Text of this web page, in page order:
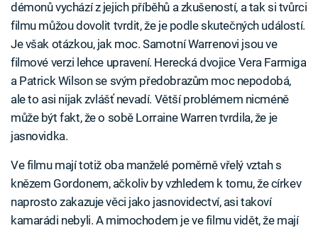
démonů vychází z jejich příběhů a zkušeností, a tak si tvůrci
filmu můžou dovolit tvrdit, že je podle skutečných událostí.
Je však otázkou, jak moc. Samotní Warrenovi jsou ve
filmové verzi lehce upravení. Herecká dvojice Vera Farmiga
a Patrick Wilson se svým předobrazům moc nepodobá,
ale to asi nijak zvlášť nevadí. Větší problémem nicméně
může být fakt, že o sobě Lorraine Warren tvrdila, že je
jasnovidka.
Ve filmu mají totiž oba manželé poměrně vřelý vztah s
knězem Gordonem, ačkoliv by vzhledem k tomu, že církev
naprosto zakazuje věci jako jasnovidectví, asi takoví
kamarádi nebyli. A mimochodem je ve filmu vidět, že mají